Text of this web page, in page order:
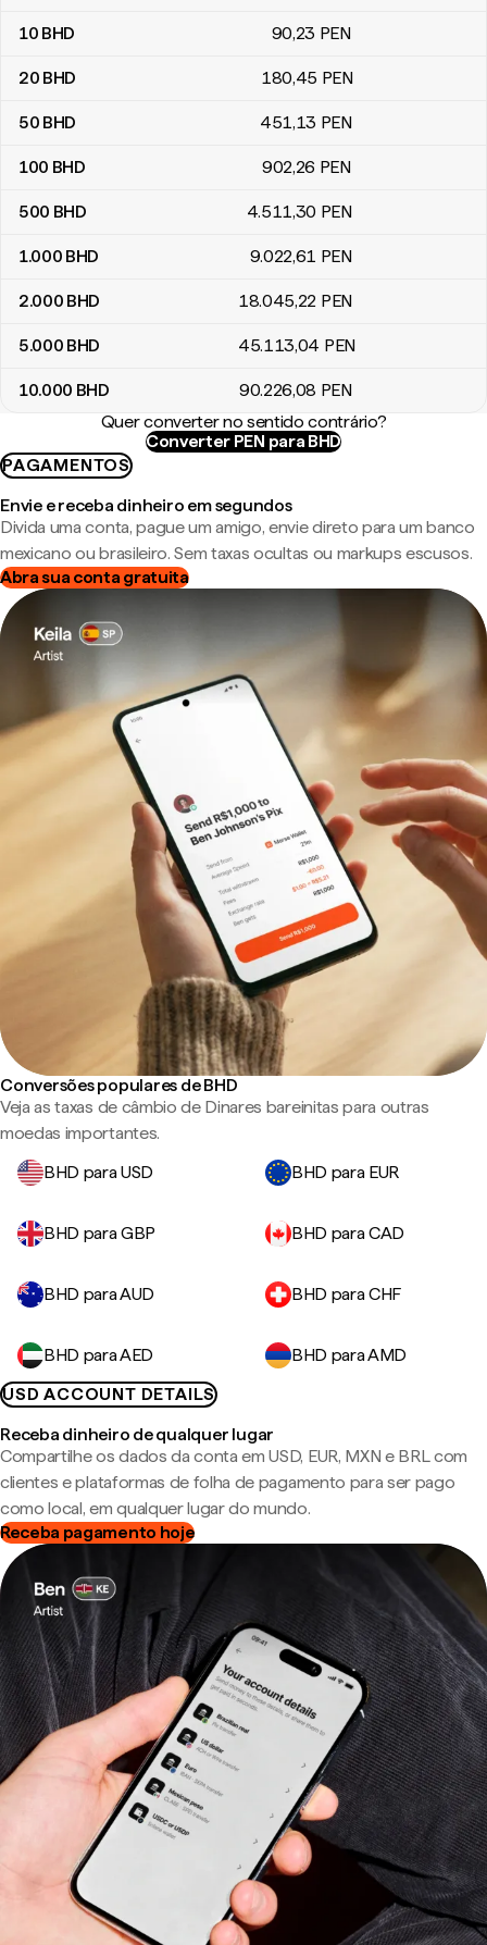
10 BHD 90,23 PEN
20 BHD 180,45 PEN
50 BHD 451,13 PEN
100 BHD 902,26 PEN
500 BHD 4.511,30 PEN
1.000 BHD 9.022,61 PEN
2.000 BHD 18.045,22 PEN
5.000 BHD 45.113,04 PEN
10.000 BHD 90.226,08 PEN
Quer converter no sentido contrário?
Converter PEN para BHD
PAGAMENTOS
Envie e receba dinheiro em segundos
Divida uma conta, pague um amigo, envie direto para um banco
mexicano ou brasileiro. Sem taxas ocultas ou markups escusos.
Abra sua conta gratuita
Conversões populares de BHD
Veja as taxas de câmbio de Dinares bareinitas para outras
moedas importantes.
BHD para USD
BHD para EUR
BHD para GBP BHD para CAD
BHD para AUD BHD para CHF
BHD para AED
BHD para AMD
USD ACCOUNT DETAILS
Receba dinheiro de qualquer lugar
Compartilhe os dados da conta em USD, EUR, MXN e BRL com
clientes e plataformas de folha de pagamento para ser pago
como local, em qualquer lugar do mundo.
Receba pagamento hoje